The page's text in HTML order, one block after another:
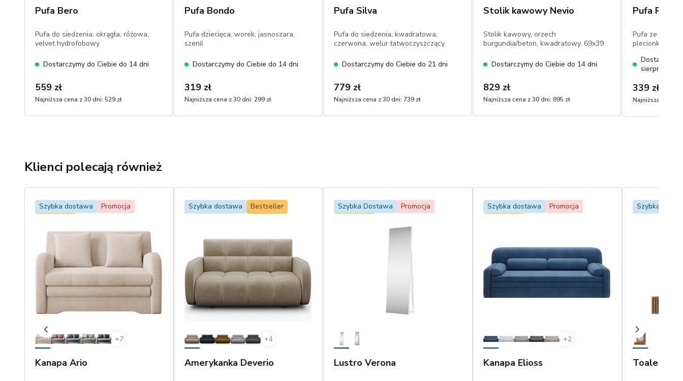
Pufa Bero
Pufa do siedzenia, okrągła, różowa,
velvet hydrofobowy
Dostarczymy do Ciebie do 14 dni
559 zł
Najniższa cena z 30 dni: 529 zł
Pufa Bondo
Pufa dziecięca, worek, jasnoszara,
szenil
Dostarczymy do Ciebie do 14 dni
319 zł
Najniższa cena z 30 dni: 299 zł
Pufa Silva
Pufa do siedzenia, kwadratowa,
czerwona, welur łatwoczyszczący
Dostarczymy do Ciebie do 21 dni
779 zł
Najniższa cena z 30 dni: 739 zł
Stolik kawowy Nevio
Stolik kawowy, orzech
burgundia/beton, kwadratowy, 69x39
Dostarczymy do Ciebie do 14 dni
829 zł
Najniższa cena z 30 dni: 895 zł
Pufa R4
Pufa ze
plecionka/
sierpnia
339 zł
Najniższa cena z
Klienci polecają również
Szybka dostawa
Promocja
+7
Kanapa Ario
Szybka dostawa Bestseller
+4
Amerykanka Deverio
Szybka Dostawa
Promocja
Lustro Verona
Szybka dostawa
Promocja
+2
Kanapa Elioss
Szybka
Toaletka